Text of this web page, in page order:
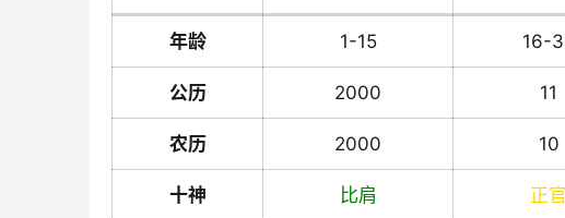
年龄 1-15 16-
公历 2000 11
农历 2000 10
十神 比肩 正官